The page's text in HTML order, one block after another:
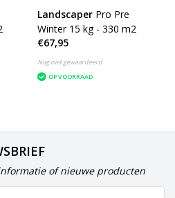
Landscaper Pro Pre
Winter 15 kg - 330 m2
€67,95
Nog niet gewaardeerd
OP VOORRAAD
of nieuwe producten